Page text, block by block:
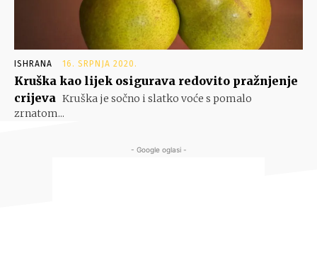
ISHRANA 16. SRPNJA 2020.
Kruška kao lijek osigurava redovito pražnjenje
crijeva Kruška je sočno i slatko voće s pomalo
zrnatom...
- Google oglasi -